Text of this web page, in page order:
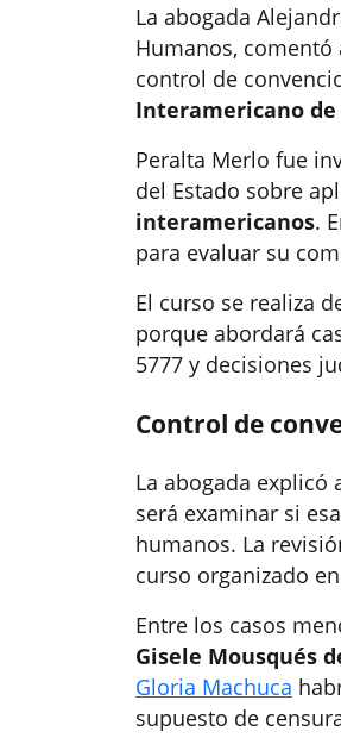
La abogada
Humanos, comentó
control de
Interamericano de
Peralta Merlo fue
del Estado sobre
interamericanos.
para evaluar su
El curso se realiza
porque abordará
5777 y decisiones
Control de
La abogada explicó
será examinar si
humanos. La
curso organizado
Entre los casos
Gisele Mousqués
Gloria Machuca
supuesto de